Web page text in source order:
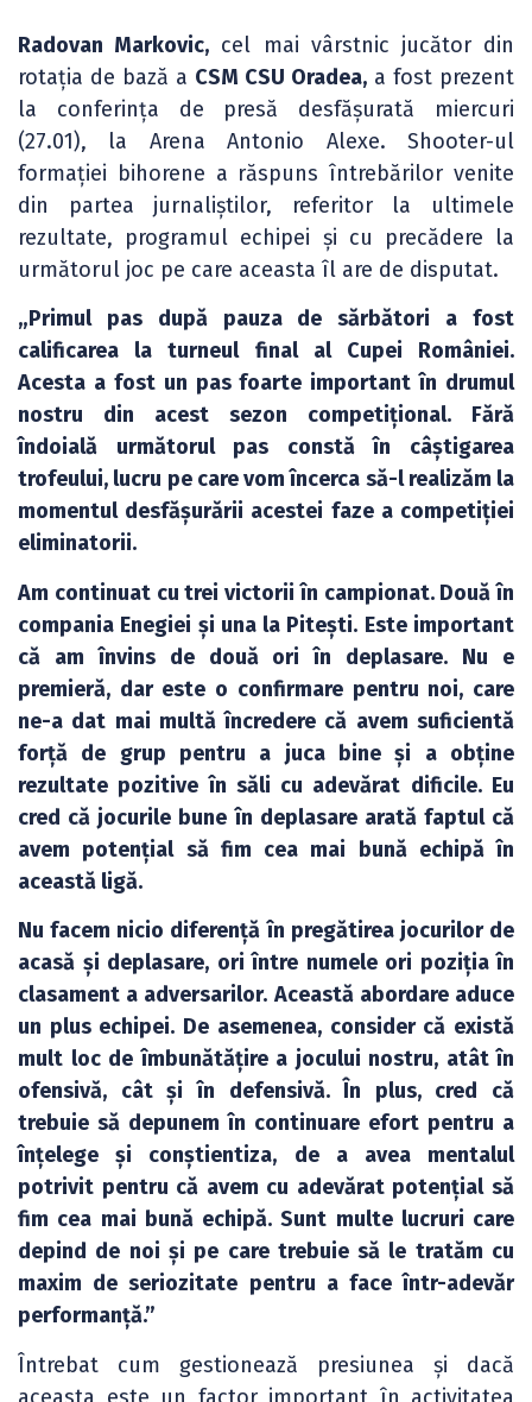
Radovan Markovic, cel mai vârstnic jucător din
rotația de bază a CSM CSU Oradea, a fost prezent
la conferința de presă desfășurată miercuri
(27.01), la Arena Antonio Alexe. Shooter-ul
formației bihorene a răspuns întrebărilor venite
din partea jurnaliștilor, referitor la ultimele
rezultate, programul echipei și cu precădere la
următorul joc pe care aceasta îl are de disputat.
„Primul pas după pauza de sărbători a fost
calificarea la turneul final al Cupei României.
Acesta a fost un pas foarte important în drumul
nostru din acest sezon competițional. Fără
îndoială următorul pas constă în câștigarea
trofeului, lucru pe care vom încerca să-l realizăm la
momentul desfășurării acestei faze a competiției
eliminatorii.
Am continuat cu trei victorii în campionat. Două în
compania Enegiei și una la Pitești. Este important
că am învins de două ori în deplasare. Nu e
premieră, dar este o confirmare pentru noi, care
ne-a dat mai multă încredere că avem suficientă
forță de grup pentru a juca bine și a obține
rezultate pozitive în săli cu adevărat dificile. Eu
cred că jocurile bune în deplasare arată faptul că
avem potențial să fim cea mai bună echipă în
această ligă.
Nu facem nicio diferență în pregătirea jocurilor de
acasă și deplasare, ori între numele ori poziția în
clasament a adversarilor. Această abordare aduce
un plus echipei. De asemenea, consider că există
mult loc de îmbunătățire a jocului nostru, atât în
ofensivă, cât și în defensivă. În plus, cred că
trebuie să depunem în continuare efort pentru a
înțelege și conștientiza, de a avea mentalul
potrivit pentru că avem cu adevărat potențial să
fim cea mai bună echipă. Sunt multe lucruri care
depind de noi și pe care trebuie să le tratăm cu
maxim de seriozitate pentru a face într-adevăr
performanță.”
Întrebat cum gestionează presiunea și dacă
aceasta este un factor important în activitatea